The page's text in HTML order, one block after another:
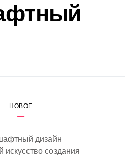
НОВОЕ
дизайн
искусство создания